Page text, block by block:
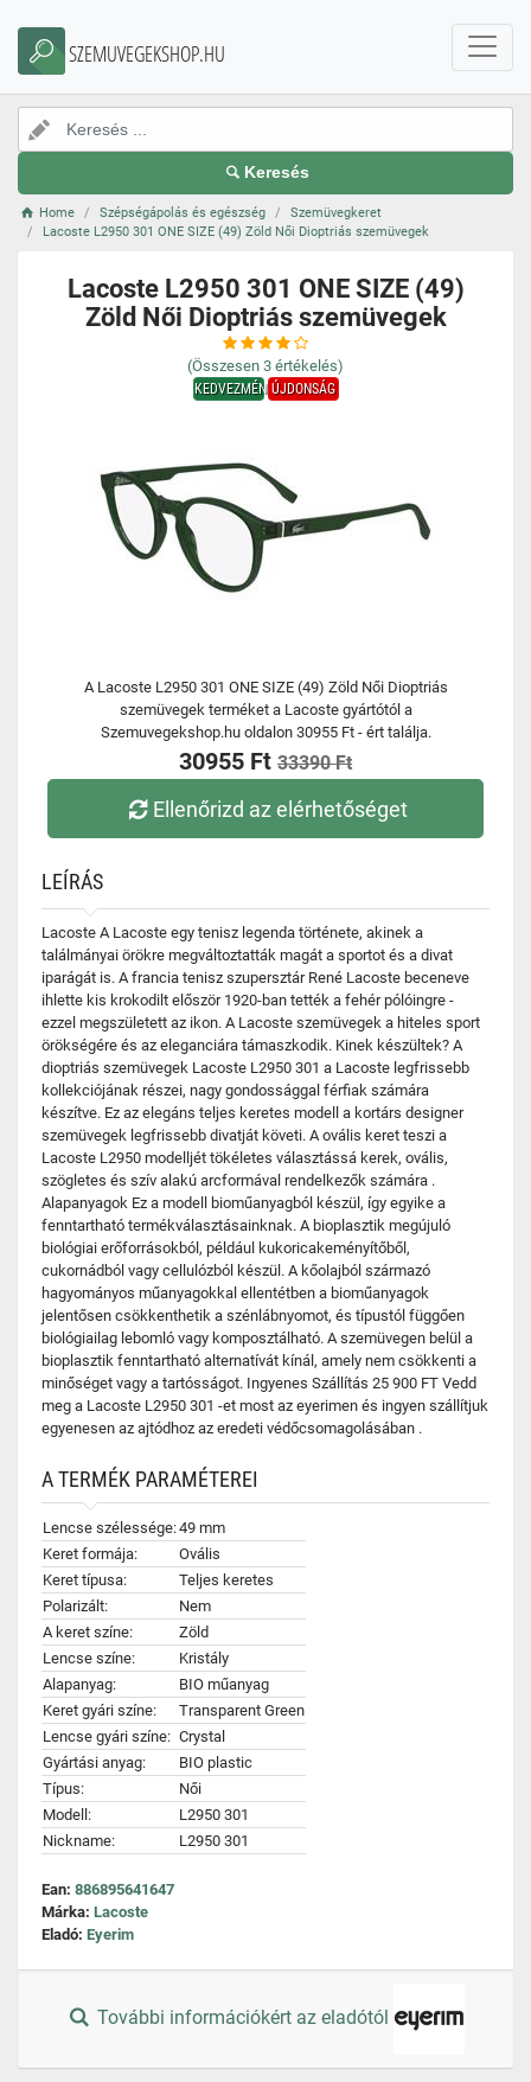
SZEMUVEGEKSHOP.HU
Keresés
Home Szépségápolás és egészség
Szemüvegkeret
Lacoste L2950 301 ONE SIZE (49) Zöld Női Dioptriás szemüvegek
Lacoste L2950 301 ONE SIZE (49)
Zöld Női Dioptriás szemüvegek
(Összesen 3 értékelés)
KEDVEZMÉNYÚJDONSÁG
A Lacoste L2950 301 ONE SIZE (49) Zöld Női Dioptriás
szemüvegek terméket a Lacoste gyártótól a
Szemuvegekshop.hu oldalon 30955 Ft - ért találja.
30955 Ft 33390 Ft
Ellenőrizd az elérhetőséget
LEÍRÁS
Lacoste A Lacoste egy tenisz legenda története, akinek a
találmányai örökre megváltoztatták magát a sportot és a divat
iparágát is. A francia tenisz szupersztár René Lacoste beceneve
ihlette kis krokodilt először 1920-ban tették a fehér pólóingre -
ezzel megszületett az ikon. A Lacoste szemüvegek a hiteles sport
örökségére és az eleganciára támaszkodik. Kinek készültek? A
dioptriás szemüvegek Lacoste L2950 301 a Lacoste legfrissebb
kollekciójának részei, nagy gondossággal férfiak számára
készítve. Ez az elegáns teljes keretes modell a kortárs designer
szemüvegek legfrissebb divatját követi. A ovális keret teszi a
Lacoste L2950 modelljét tökéletes választássá kerek, ovális,
szögletes és szív alakú arcformával rendelkezők számára .
Alapanyagok Ez a modell bioműanyagból készül, így egyike a
fenntartható termékválasztásainknak. A bioplasztik megújuló
biológiai erőforrásokból, például kukoricakeményítőből,
cukornádból vagy cellulózból készül. A kőolajból származó
hagyományos műanyagokkal ellentétben a bioműanyagok
jelentősen csökkenthetik a szénlábnyomot, és típustól függően
biológiailag lebomló vagy komposztálható. A szemüvegen belül a
bioplasztik fenntartható alternatívát kínál, amely nem csökkenti a
minőséget vagy a tartósságot. Ingyenes Szállítás 25 900 FT Vedd
meg a Lacoste L2950 301 -et most az eyerimen és ingyen szállítjuk
egyenesen az ajtódhoz az eredeti védőcsomagolásában .
A TERMÉK PARAMÉTEREI
Lencse szélessége:49 mm
Keret formája:
Ovális
Keret típusa:
Teljes keretes
Polarizált:
Nem
A keret színe:
Zöld
Lencse színe:
Kristály
Alapanyag:
BIO műanyag
Keret gyári színe:
Transparent Green
Lencse gyári színe: Crystal
Gyártási anyag:
BIO plastic
Típus:
Női
Modell:
L2950 301
Nickname:
L2950 301
Ean: 886895641647
Márka: Lacoste
Eladó: Eyerim
További információkért az eladótól